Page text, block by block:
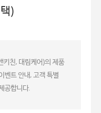
년이며, 보유기간 종료
거부할 수 있으며, 동
서비스 신청 서비스
)
키친, 대림케어)의 제품
벤트 안내, 고객 특별
공합니다.